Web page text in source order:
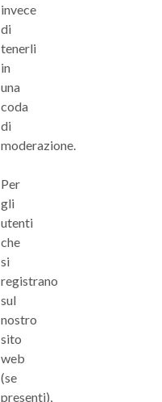
invece
di
tenerli
in
una
coda
di
moderazione.
Per
gli
utenti
che
si
registrano
sul
nostro
sito
web
(se
presenti),